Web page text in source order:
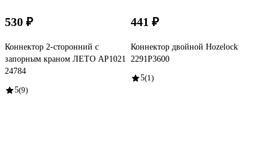
530 ₽
Коннектор 2-сторонний с
запорным краном ЛЕТО АР1021
24784
5(9)
441 ₽
Коннектор двойной Hozelock
2291P3600
5(1)